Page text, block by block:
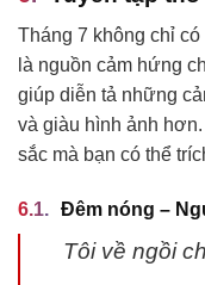
Tháng 7 không chỉ
là nguồn cảm hứng
giúp diễn tả những
và giàu hình ảnh
sắc mà bạn có thể
Đêm nóng –
Tôi về ngồi